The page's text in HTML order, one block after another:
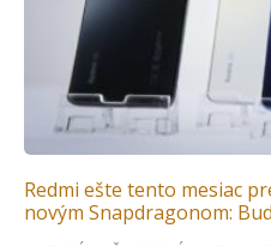
Redmi ešte tento mesiac
novým Snapdragonom: